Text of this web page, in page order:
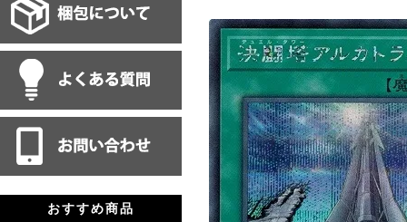
おすすめ商品